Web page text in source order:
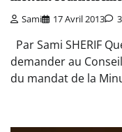
Sami 17 Avril 2013 3
Par Sami SHERIF
demander au
du mandat de la